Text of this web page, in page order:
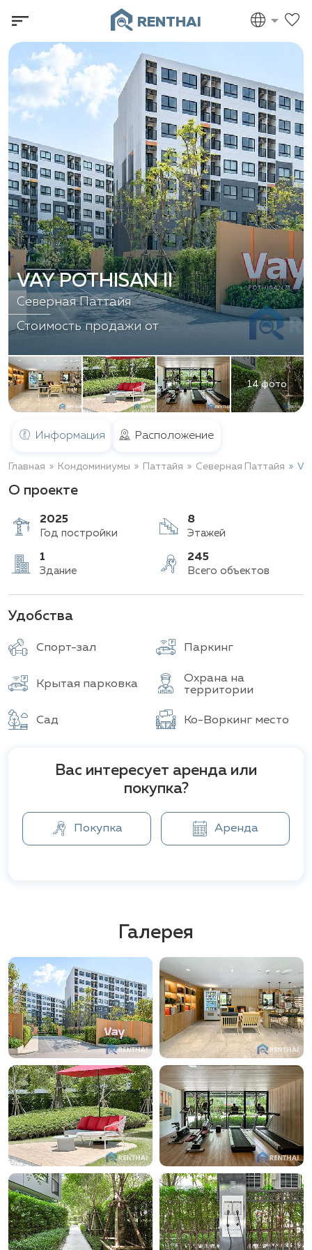
RENTHAI
14 фото
VAY POTHISAN II
Северная Паттайя
Стоимость продажи от
Информация Расположение
Главная Кондоминиумы Паттайя Северная Паттайя
О проекте
2025
Год постройки
8
Этажей
1
Удобства
Спорт-зал Паркинг
Крытая парковка
Охрана на
территории
Сад Ко-Воркинг место
Вас интересует аренда или
покупка?
Покупка Аренда
Галерея